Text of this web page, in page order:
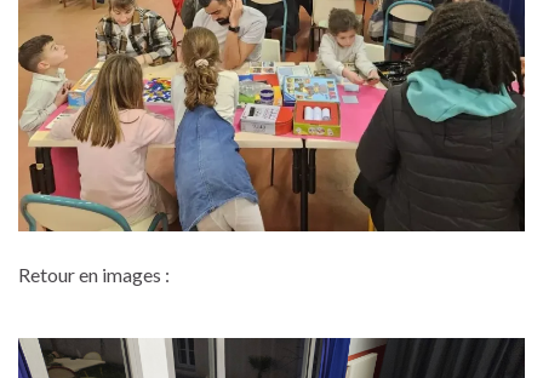
Retour en images :